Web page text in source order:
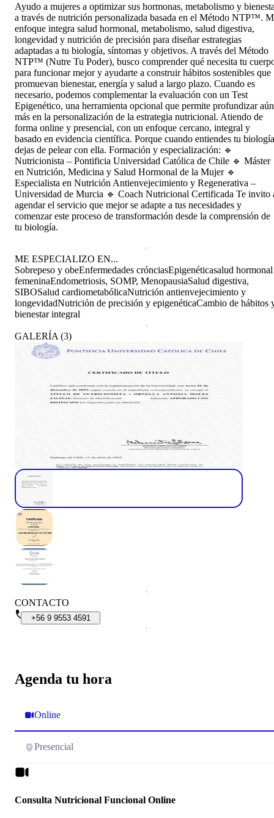
Agenda tu hora
Online
Presencial
Consulta Nutricional Funcional Online
Ayudo a mujeres a optimizar sus hormonas, metabolismo y
a través de nutrición personalizada basada en el Método NTP™.
enfoque integra salud hormonal, metabolismo, salud digestiva,
longevidad y nutrición de precisión para diseñar estrategias
adaptadas a tu biología, síntomas y objetivos. A través del Método
NTP™ (Nutre Tu Poder), busco comprender qué necesita tu
para funcionar mejor y ayudarte a construir hábitos sostenibles que
promuevan bienestar, energía y salud a largo plazo. Cuando es
necesario, podemos complementar la evaluación con un Test
Epigenético, una herramienta opcional que permite profundizar aún
más en la personalización de la estrategia nutricional. Atiendo de
forma online y presencial, con un enfoque cercano, integral y
basado en evidencia científica. Porque cuando entiendes tu
dejas de pelear con ella. Formación y especialización: 🔹
Nutricionista – Pontificia Universidad Católica de Chile 🔹 Máster
en Nutrición, Medicina y Salud Hormonal de la Mujer 🔹
Especialista en Nutrición Antienvejecimiento y Regenerativa –
Universidad de Murcia 🔹 Coach Nutricional Certificada Te invito
agendar el servicio que mejor se adapte a tus necesidades y
comenzar este proceso de transformación desde la comprensión de
tu biología.
ME ESPECIALIZO EN...
Sobrepeso y obeEnfermedades crónciasEpigenéticasalud hormonal
femeninaEndometriosis, SOMP, MenopausiaSalud digestiva,
SIBOSalud cardiometabólicaNutrición antienvejecimiento y
longevidadNutrición de precisión y epigenéticaCambio de hábitos
bienestar integral
GALERÍA (3)
CONTACTO
+56 9 9553 4591